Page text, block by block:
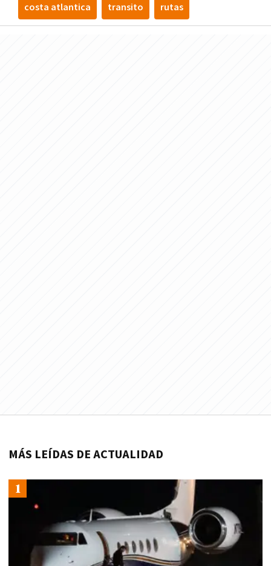
costa atlantica transito rutas
MÁS LEÍDAS DE ACTUALIDAD